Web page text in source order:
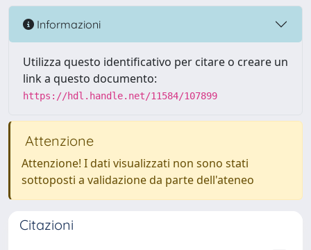
Informazioni
Utilizza questo identificativo per citare o creare un
link a questo documento:
https://hdl.handle.net/11584/107899
Attenzione
Attenzione! I dati visualizzati non sono stati
sottoposti a validazione da parte dell'ateneo
Citazioni